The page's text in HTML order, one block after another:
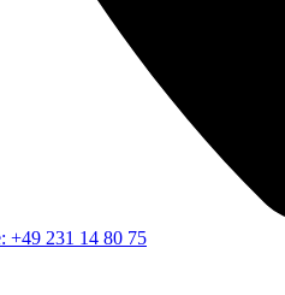
+49 231 14 80 75